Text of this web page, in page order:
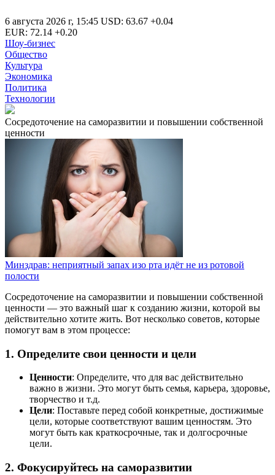
6 августа 2026 г, 15:45 USD: 63.67 +0.04
EUR: 72.14 +0.20
Шоу-бизнес
Общество
Культура
Экономика
Политика
Технологии
Сосредоточение на саморазвитии и повышении собственной
ценности
Минздрав: неприятный запах изо рта идёт не из ротовой
полости
Сосредоточение на саморазвитии и повышении собственной
ценности — это важный шаг к созданию жизни, которой вы
действительно хотите жить. Вот несколько советов, которые
помогут вам в этом процессе:
1. Определите свои ценности и цели
Ценности: Определите, что для вас действительно
важно в жизни. Это могут быть семья, карьера, здоровье,
творчество и т.д.
Цели: Поставьте перед собой конкретные, достижимые
цели, которые соответствуют вашим ценностям. Это
могут быть как краткосрочные, так и долгосрочные
цели.
2. Фокусируйтесь на саморазвитии